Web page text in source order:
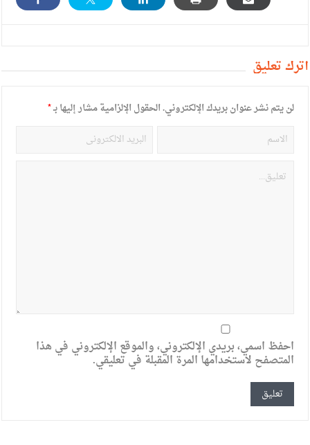
أترك تعليق
لن يتم نشر عنوان بريدك الإلكتروني.الحقول الإلزامية مشار إليها بـ*
احفظ اسمي، بريدي الإلكتروني، والموقع الإلكتروني في هذا
المتصفح لاستخدامها المرة المقبلة في تعليقي.